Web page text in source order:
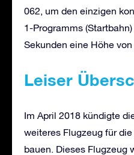
062, um den einzigen
1-Programms
Sekunden eine Höhe
Leiser
Im April 2018 kündigte
weiteres Flugzeug für
bauen. Dieses Flugzeug